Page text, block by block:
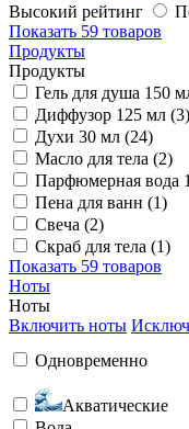
Высокий рейтинг
Показать 59 товаров
Продукты
Продукты
Гель для душа 150
Диффузор 125 мл (3)
Духи 30 мл (24)
Масло для тела (2)
Парфюмерная вода
Пена для ванн (1)
Свеча (2)
Скраб для тела (1)
Показать 59 товаров
Ноты
Ноты
Включить ноты
Одновременно
Акватические